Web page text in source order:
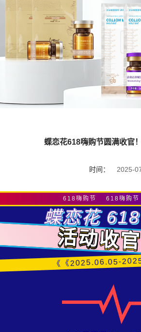
蝶恋花618嗨购节圆满收官
时间： 2025-
618嗨购节 618嗨购
蝶恋花
活动收
《《2025.06.05-